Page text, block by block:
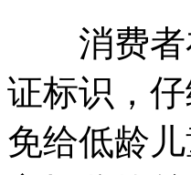
消费者在
证标识，
免给低龄